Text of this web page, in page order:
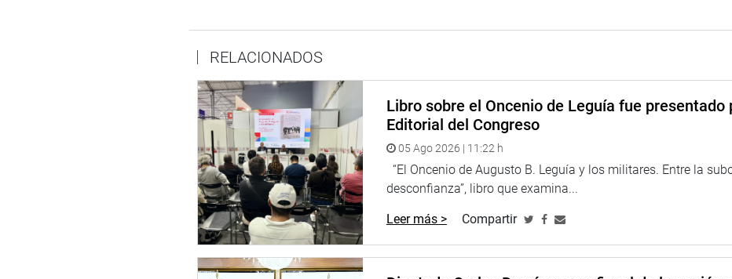
Peruano. El documento lleva la firma del presidente del Congreso, Alejandro Soto Reyes, y el primer
vicepresidente del Congreso, Arturo Alegría García.
DESPACHO CONGRESAL
RELACIONADOS
Libro sobre el Oncenio de Leguía fue presentado
Editorial del Congreso
05 Ago 2026 | 11:22 h
“El Oncenio de Augusto B. Leguía y los militares. Entre la
desconfianza”, libro que examina...
Leer más > Compartir